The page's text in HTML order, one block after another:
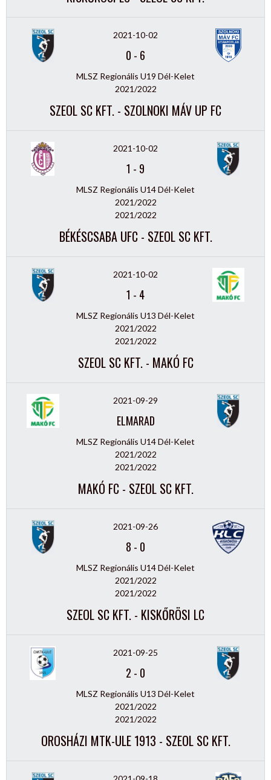
2021-10-02
0 - 6
MLSZ Regionális U19 Dél-Kelet
2021/2022
SZEOL SC KFT. - SZOLNOKI MÁV UP FC
2021-10-02
1 - 9
MLSZ Regionális U14 Dél-Kelet
2021/2022
2021/2022
BÉKÉSCSABA UFC - SZEOL SC KFT.
2021-10-02
1 - 4
MLSZ Regionális U13 Dél-Kelet
2021/2022
2021/2022
SZEOL SC KFT. - MAKÓ FC
2021-09-29
ELMARAD
MLSZ Regionális U14 Dél-Kelet
2021/2022
2021/2022
MAKÓ FC - SZEOL SC KFT.
2021-09-26
8 - 0
MLSZ Regionális U14 Dél-Kelet
2021/2022
2021/2022
SZEOL SC KFT. - KISKŐRÖSI LC
2021-09-25
2 - 0
MLSZ Regionális U13 Dél-Kelet
2021/2022
2021/2022
OROSHÁZI MTK-ULE 1913 - SZEOL SC KFT.